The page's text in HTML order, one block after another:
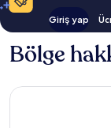
Giriş yap
Bölge